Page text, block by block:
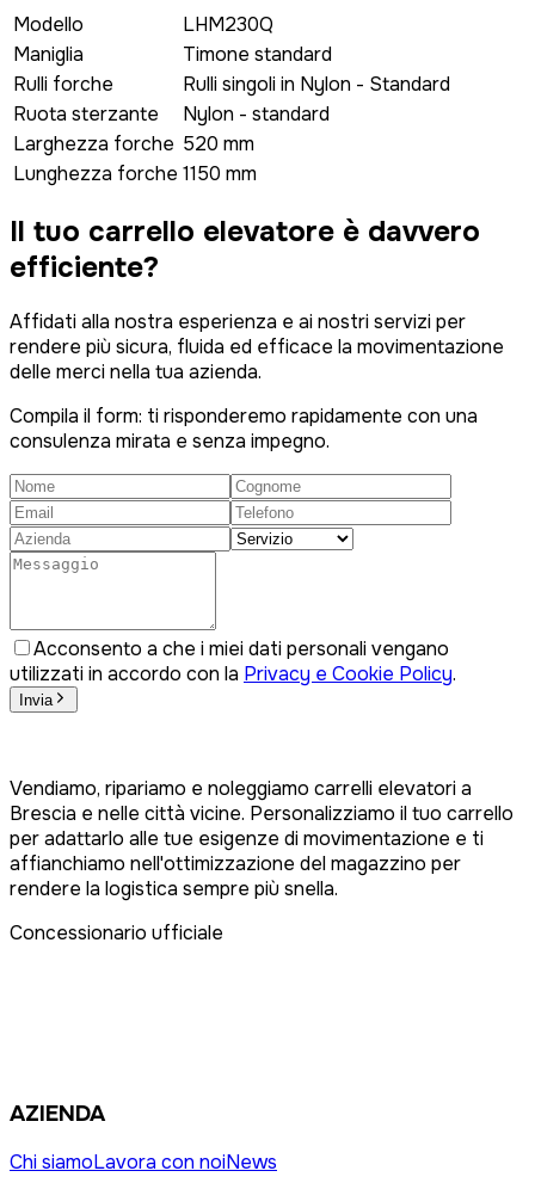
Modello
LHM230Q
Maniglia
Timone standard
Rulli forche
Rulli singoli in Nylon - Standard
Ruota sterzante
Nylon - standard
Larghezza forche 520 mm
Lunghezza forche 1150 mm
Il tuo carrello elevatore è davvero
efficiente?
Affidati alla nostra esperienza e ai nostri servizi per
rendere più sicura, fluida ed efficace la movimentazione
delle merci nella tua azienda.
Compila il form: ti risponderemo rapidamente con una
consulenza mirata e senza impegno.
Acconsento a che i miei dati personali vengano
utilizzati in accordo con la Privacy e Cookie Policy.
Invia
Vendiamo, ripariamo e noleggiamo carrelli elevatori a
Brescia e nelle città vicine. Personalizziamo il tuo carrello
per adattarlo alle tue esigenze di movimentazione e ti
affianchiamo nell'ottimizzazione del magazzino per
rendere la logistica sempre più snella.
Concessionario ufficiale
AZIENDA
Chi siamoLavora con noiNews